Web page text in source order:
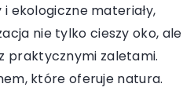
ekologiczne materiały,
nie tylko cieszy oko, ale
praktycznymi zaletami.
które oferuje natura.
2024
na podczerwień
koszty utrzymania